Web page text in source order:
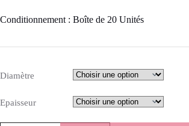
Conditionnement : Boîte de 20 Unités
Diamètre
Epaisseur